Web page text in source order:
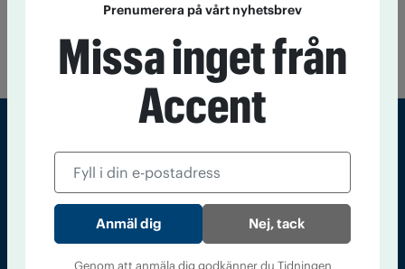
Till startsidan
Sveriges största tidning om droger och nykterhet
Tidningen Accent, A4, Bondegatan 21, 116 33 Stockholm
accent@iogt.se
Chefredaktör och ansvarig utgivare: Barbro Janson Lundkvist,
Prenumerera på vårt nyhetsbrev
Missa inget från
Accent
Nej, tack
Genom att anmäla dig godkänner du Tidningen